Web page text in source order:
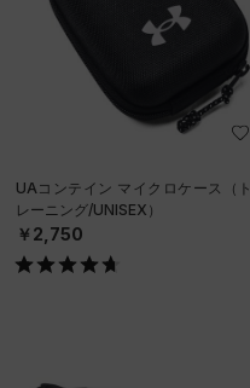
UAコンテイン マイクロケース（ト
レーニング/UNISEX）
￥2,750